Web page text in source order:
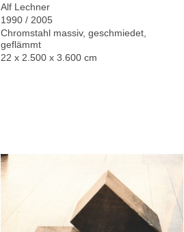
Alf Lechner
1990 / 2005
Chromstahl massiv, geschmiedet,
geflämmt
22 x 2.500 x 3.600 cm